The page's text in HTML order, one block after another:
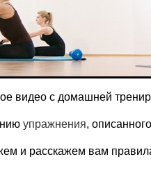
видео с домашней
упражнения,
и расскажем вам